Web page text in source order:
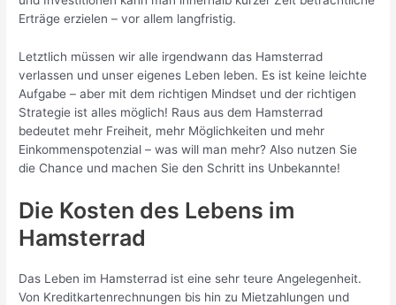
Erträge erzielen – vor allem langfristig.
Letztlich müssen wir alle irgendwann das Hamsterrad
verlassen und unser eigenes Leben leben. Es ist keine leichte
Aufgabe – aber mit dem richtigen Mindset und der richtigen
Strategie ist alles möglich! Raus aus dem Hamsterrad
bedeutet mehr Freiheit, mehr Möglichkeiten und mehr
Einkommenspotenzial – was will man mehr? Also nutzen Sie
die Chance und machen Sie den Schritt ins Unbekannte!
Die Kosten des Lebens im
Hamsterrad
Das Leben im Hamsterrad ist eine sehr teure Angelegenheit.
Von Kreditkartenrechnungen bis hin zu Mietzahlungen und